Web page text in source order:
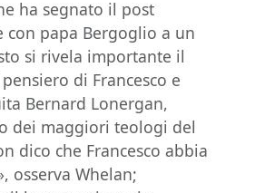
ha segnato il post
con papa Bergoglio a un
si rivela importante il
di Francesco e
Bernard Lonergan,
dei maggiori teologi del
dico che Francesco abbia
osserva Whelan;